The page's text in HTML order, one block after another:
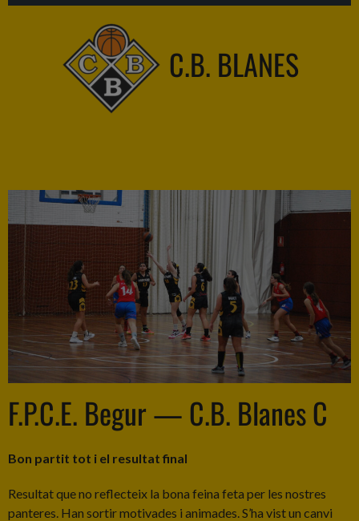
C.B. BLANES
F.P.C.E. Begur — C.B. Blanes C
Bon partit tot i el resultat final
Resultat que no reflecteix la bona feina feta per les nostres
panteres. Han sortir motivades i animades. S’ha vist un canvi